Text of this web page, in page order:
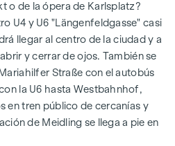
la propiedad. Los costes de
al 1,5% más IVA. Hay que
de las firmas. Esta
sin compromiso y sujeta a
indicados se basan en la
proporcionados por el
garantía alguna por nuestra
o de la ópera de Karlsplatz?
U4 y U6 "Längenfeldgasse" casi
llegar al centro de la ciudad y a
y cerrar de ojos. También se
Straße con el autobús
la U6 hasta Westbahnhof,
en tren público de cercanías y
de Meidling se llega a pie en